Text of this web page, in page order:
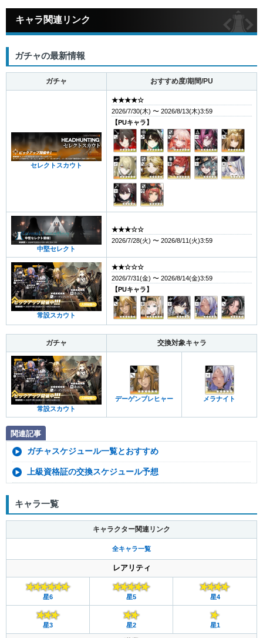
キャラ関連リンク
ガチャの最新情報
ガチャ おすすめ度/期間/PU
セレクトスカウト
★★★★☆
2026/7/30(木) 〜 2026/8/13(木)3:59
【PUキャラ】
中堅セレクト
★★★☆☆
2026/7/28(火) 〜 2026/8/11(火)3:59
常設スカウト
★★☆☆☆
2026/7/31(金) 〜 2026/8/14(金)3:59
【PUキャラ】
ガチャ 交換対象キャラ
常設スカウト
デーゲンブレヒャー メラナイト
関連記事
ガチャスケジュール一覧とおすすめ
上級資格証の交換スケジュール予想
キャラ一覧
キャラクター関連リンク
全キャラ一覧
レアリティ
星6 星5 星4
星3 星2 星1